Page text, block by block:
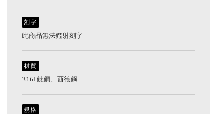
刻字
此商品無法鐳射刻字
材質
316L鈦鋼、西德鋼
規格